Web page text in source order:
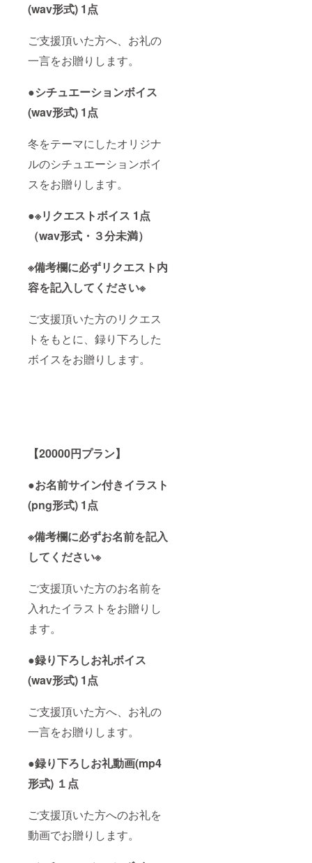
(wav形式) 1点
ご支援頂いた方へ、お礼の
一言をお贈りします。
●シチュエーションボイス
(wav形式) 1点
冬をテーマにしたオリジナ
ルのシチュエーションボイ
スをお贈りします。
●※リクエストボイス 1点
（wav形式・３分未満）
※備考欄に必ずリクエスト内
容を記入してください※
ご支援頂いた方のリクエス
トをもとに、録り下ろした
ボイスをお贈りします。
【20000円プラン】
●お名前サイン付きイラスト
(png形式) 1点
※備考欄に必ずお名前を記入
してください※
ご支援頂いた方のお名前を
入れたイラストをお贈りし
ます。
●録り下ろしお礼ボイス
(wav形式) 1点
ご支援頂いた方へ、お礼の
一言をお贈りします。
●録り下ろしお礼動画(mp4
形式) １点
ご支援頂いた方へのお礼を
動画でお贈りします。